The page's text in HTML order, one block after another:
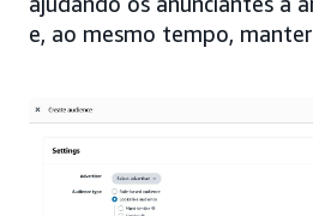
e, ao mesmo tempo,